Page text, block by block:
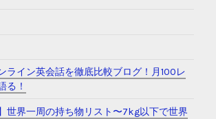
ライン英会話を徹底比較ブログ！月100レ
る！
世界一周の持ち物リスト〜7kg以下で世界